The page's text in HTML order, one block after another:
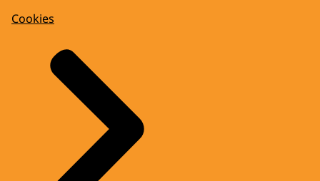
Cookies